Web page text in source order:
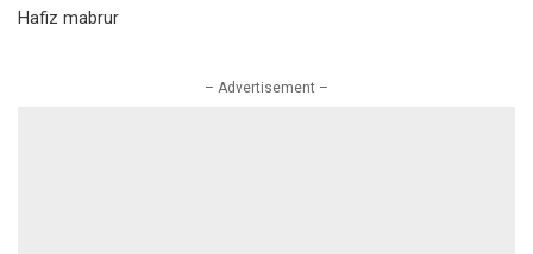
Hafiz mabrur
– Advertisement –